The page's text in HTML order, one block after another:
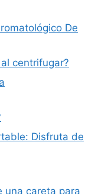
De
centrifugar?
Disfruta de
una careta para